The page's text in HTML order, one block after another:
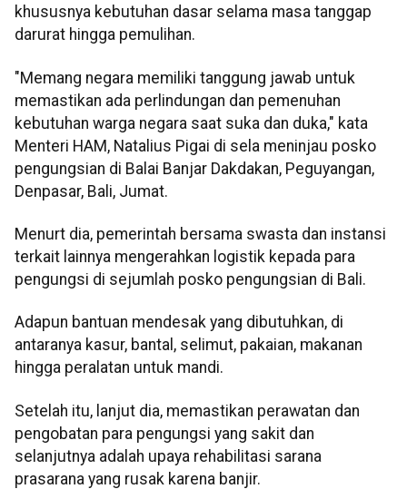
khususnya kebutuhan dasar selama masa tanggap
darurat hingga pemulihan.
"Memang negara memiliki tanggung jawab untuk
memastikan ada perlindungan dan pemenuhan
kebutuhan warga negara saat suka dan duka," kata
Menteri HAM, Natalius Pigai di sela meninjau posko
pengungsian di Balai Banjar Dakdakan, Peguyangan,
Denpasar, Bali, Jumat.
Menurt dia, pemerintah bersama swasta dan instansi
terkait lainnya mengerahkan logistik kepada para
pengungsi di sejumlah posko pengungsian di Bali.
Adapun bantuan mendesak yang dibutuhkan, di
antaranya kasur, bantal, selimut, pakaian, makanan
hingga peralatan untuk mandi.
Setelah itu, lanjut dia, memastikan perawatan dan
pengobatan para pengungsi yang sakit dan
selanjutnya adalah upaya rehabilitasi sarana
prasarana yang rusak karena banjir.